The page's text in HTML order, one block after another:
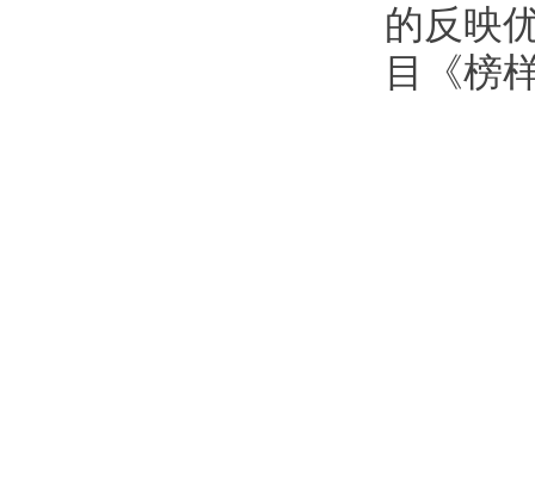
的反映
目《榜